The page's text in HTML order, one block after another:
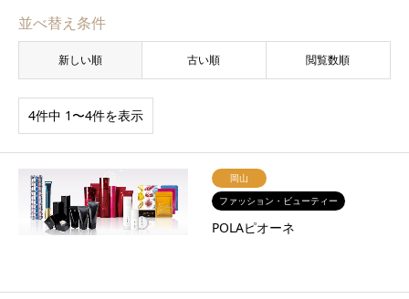
並べ替え条件
新しい順 古い順 閲覧数順
4件中 1〜4件を表示
岡山
ファッション・ビューティー
POLAピオーネ